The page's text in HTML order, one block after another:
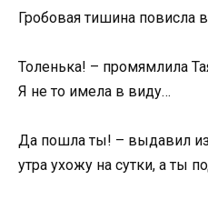
Гробовая тишина повисла
Толенька! – промямлила
Я не то имела в виду…
Да пошла ты! – выдавил из
утра ухожу на сутки, а ты